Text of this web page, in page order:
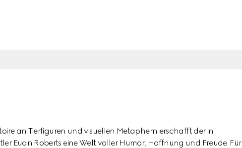
an Tierfiguren und visuellen Metaphern erschafft der in
Euan Roberts eine Welt voller Humor, Hoffnung und Freude. Für